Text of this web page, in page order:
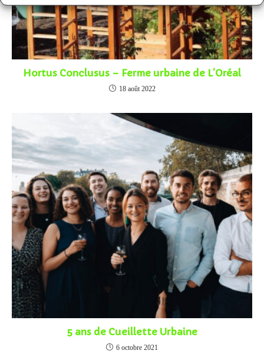
Hortus Conclusus – Ferme urbaine de L’Oréal
18 août 2022
5 ans de Cueillette Urbaine
6 octobre 2021